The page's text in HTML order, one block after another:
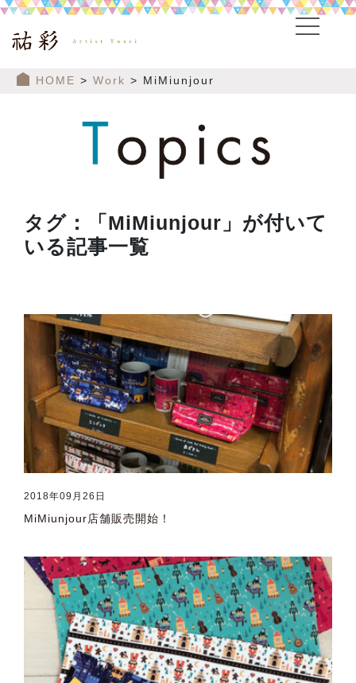
HOME > Work > MiMiunjour
タグ：「MiMiunjour」が付いて
いる記事一覧
2018年09月26日
MiMiunjour店舗販売開始！